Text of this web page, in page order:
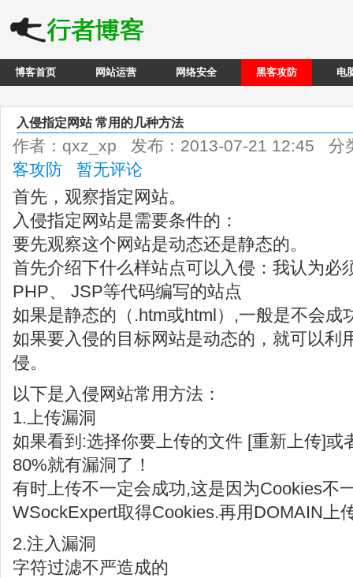
博客首页 网站运营 网络安全 黑客攻防 电
入侵指定网站 常用的几种方法
作者：qxz_xp 发布：2013-07-21 12:45 分
客攻防
暂无评论
首先，观察指定网站。
入侵指定网站是需要条件的：
要先观察这个网站是动态还是静态的。
首先介绍下什么样站点可以入侵：我认为必
PHP、 JSP等代码编写的站点
如果是静态的（.htm或html）,一般是不会成
如果要入侵的目标网站是动态的，就可以利
侵。
以下是入侵网站常用方法：
1.上传漏洞
如果看到:选择你要上传的文件 [重新上传]或
80%就有漏洞了！
有时上传不一定会成功,这是因为Cookies不
WSockExpert取得Cookies.再用DOMAIN上
2.注入漏洞
字符过滤不严造成的